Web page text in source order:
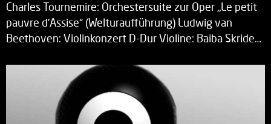
Charles Tournemire: Orchestersuite zur Oper „Le petit
pauvre d’Assise“ (Welturaufführung) Ludwig van
Beethoven: Violinkonzert D-Dur Violine: Baiba Skride…